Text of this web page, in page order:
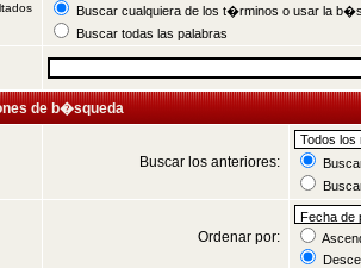
Buscar cualquiera de los t�rminos o usar la
Buscar todas las palabras
de b�squeda
Buscar los anteriores:
Ordenar por: